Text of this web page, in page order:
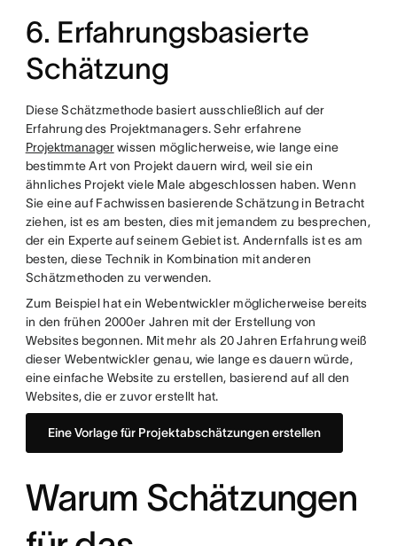
6. Erfahrungsbasierte
Schätzung
Diese Schätzmethode basiert ausschließlich auf der
Erfahrung des Projektmanagers. Sehr erfahrene
Projektmanagerwissen möglicherweise, wie lange eine
bestimmte Art von Projekt dauern wird, weil sie ein
ähnliches Projekt viele Male abgeschlossen haben. Wenn
Sie eine auf Fachwissen basierende Schätzung in Betracht
ziehen, ist es am besten, dies mit jemandem zu besprechen,
der ein Experte auf seinem Gebiet ist. Andernfalls ist es am
besten, diese Technik in Kombination mit anderen
Schätzmethoden zu verwenden.
Zum Beispiel hat ein Webentwickler möglicherweise bereits
in den frühen 2000er Jahren mit der Erstellung von
Websites begonnen. Mit mehr als 20 Jahren Erfahrung weiß
dieser Webentwickler genau, wie lange es dauern würde,
eine einfache Website zu erstellen, basierend auf all den
Websites, die er zuvor erstellt hat.
Eine Vorlage für Projektabschätzungen erstellen
Warum Schätzungen